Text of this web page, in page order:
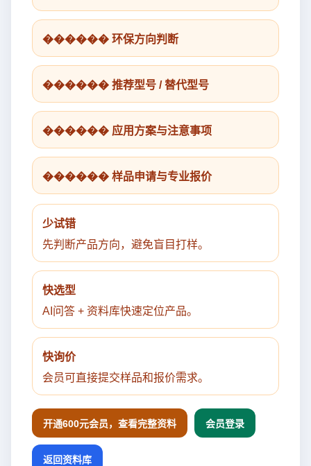
������ 环保方向判断
������ 推荐型号 / 替代型号
������ 应用方案与注意事项
������ 样品申请与专业报价
少试错
先判断产品方向，避免盲目打样。
快选型
AI问答 + 资料库快速定位产品。
快询价
会员可直接提交样品和报价需求。
开通600元会员，查看完整资料 会员登录
返回资料库